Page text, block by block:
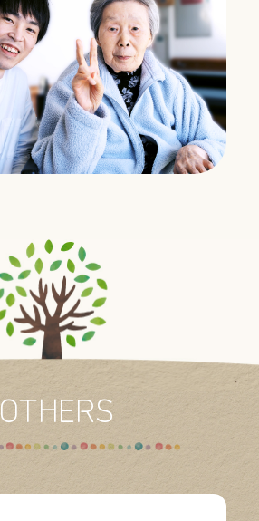
OTHERS